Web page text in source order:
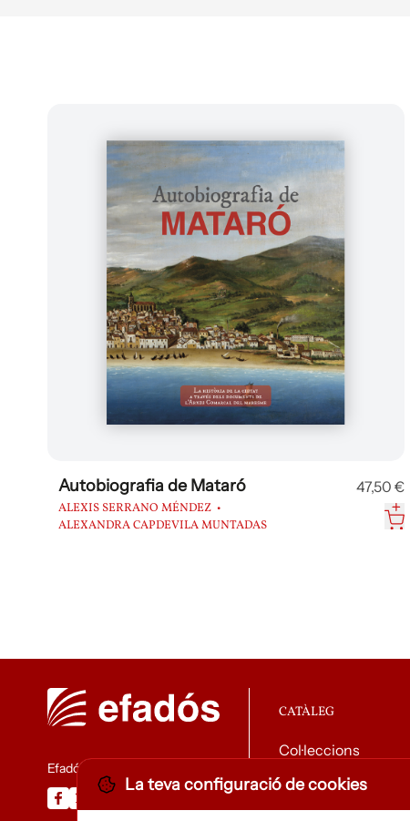
Autobiografia de Mataró
ALEXIS SERRANO MÉNDEZ
ALEXANDRA CAPDEVILA MUNTADAS
47,50 €
Efadós
CATÀLEG
Col·leccions
Descarregar
La teva configuració de cookies